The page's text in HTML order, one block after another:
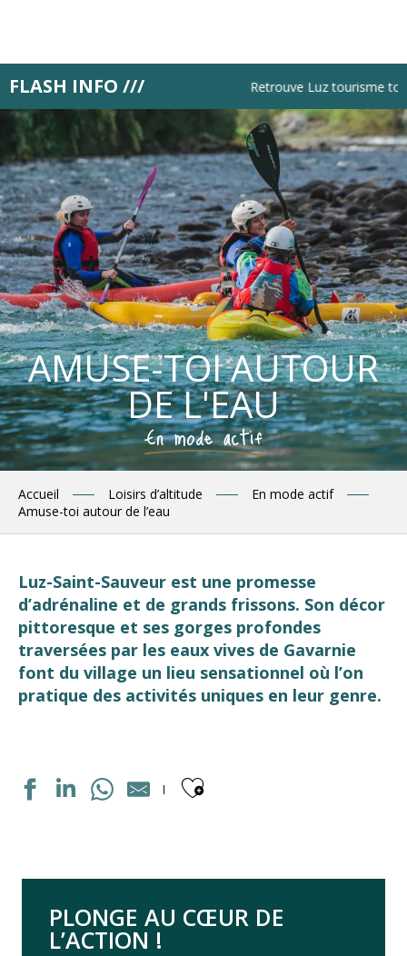
principal
FLASH INFO /// Retrouve Luz tourisme tous
AMUSE-TOI AUTOUR
DE L'EAU
En mode actif
Accueil Loisirs d’altitude
En mode actif
Amuse-toi autour de l’eau
Luz-Saint-Sauveur est une promesse
d’adrénaline et de grands frissons. Son décor
pittoresque et ses gorges profondes
traversées par les eaux vives de Gavarnie
font du village un lieu sensationnel où l’on
pratique des activités uniques en leur genre.
Ajouter aux
PLONGE AU CŒUR DE
L’ACTION !